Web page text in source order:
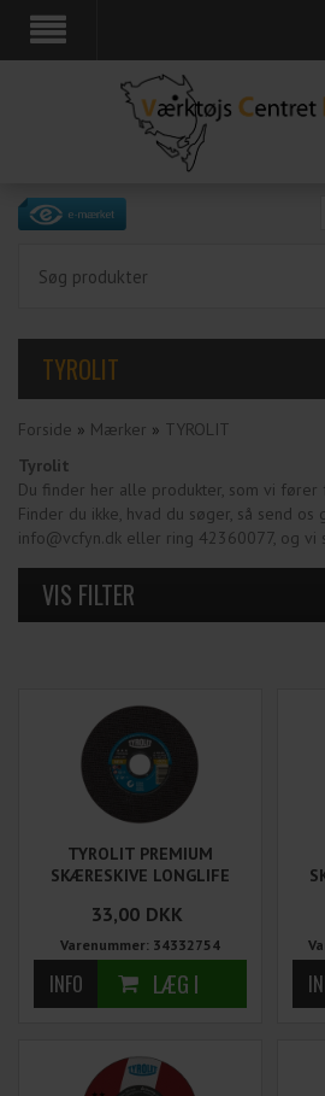
TYROLIT
Forside » Mærker » TYROLIT
Tyrolit
Du finder her alle produkter, som vi fører
Finder du ikke, hvad du søger, så send os
info@vcfyn.dk eller ring 42360077, og vi
TYROLIT PREMIUM
SKÆRESKIVE LONGLIFE
STK
33,00 DKK
Varenummer: 34332754